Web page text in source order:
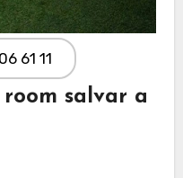
61 11
salvar a